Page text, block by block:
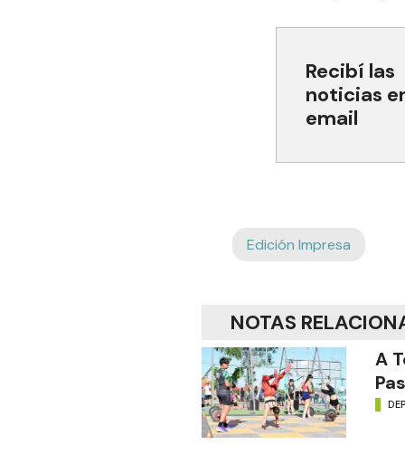
Recibí las
noticias
email
Edición Impresa
NOTAS
A